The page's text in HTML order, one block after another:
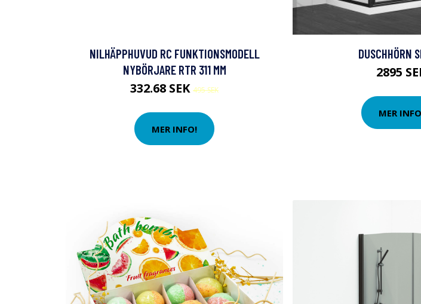
NILHÄPPHUVUD RC FUNKTIONSMODELL
NYBÖRJARE RTR 311 MM
332.68 SEK 495 SEK
MER INFO!
DUSCHHÖRN
2895
MER